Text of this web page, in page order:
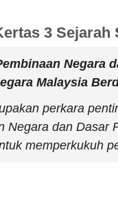
3 Sejarah
Negara
Malaysia
perkara
Negara dan Dasar
memperkukuh